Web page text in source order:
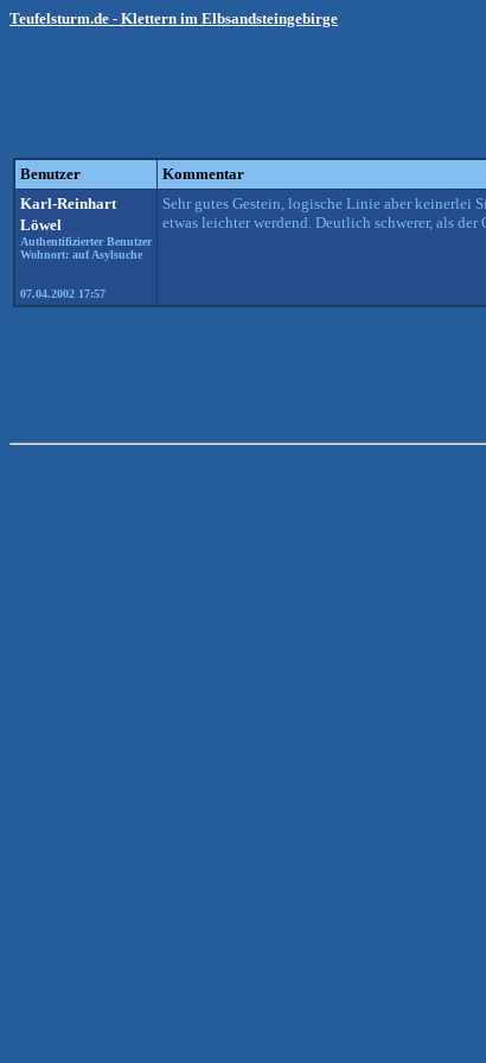
Teufelsturm.de - Klettern im Elbsandsteingebirge
Benutzer Kommentar
Karl-Reinhart
Löwel
Authentifizierter Benutzer
Wohnort: auf Asylsuche
07.04.2002 17:57
Sehr gutes Gestein, logische Linie aber keinerlei
etwas leichter werdend. Deutlich schwerer, als der